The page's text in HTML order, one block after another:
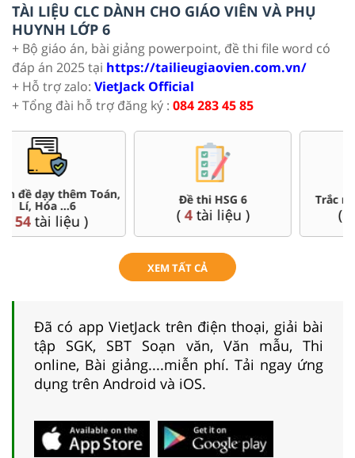
TÀI LIỆU CLC DÀNH CHO GIÁO VIÊN VÀ PHỤ
HUYNH LỚP 6
+ Bộ giáo án, bài giảng powerpoint, đề thi file word có
đáp án 2025 tại https://tailieugiaovien.com.vn/
+ Hỗ trợ zalo: VietJack Official
+ Tổng đài hỗ trợ đăng ký : 084 283 45 85
Đề thi HSG 6
(4tài liệu )
Trắc nghiệm đúng sai 6
(26tài liệu )
XEM TẤT CẢ
Đã có app VietJack trên điện thoại, giải bài
tập SGK, SBT Soạn văn, Văn mẫu, Thi
online, Bài giảng....miễn phí. Tải ngay ứng
dụng trên Android và iOS.